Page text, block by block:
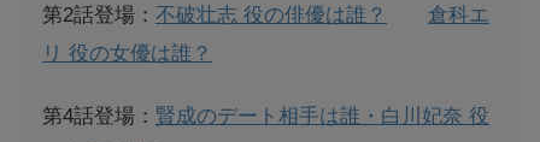
第2話登場： 不破壮志 役の俳優は誰？
倉科エ
リ 役の女優は誰？
第4話登場： 賢成のデート相手は誰・白川妃奈 役